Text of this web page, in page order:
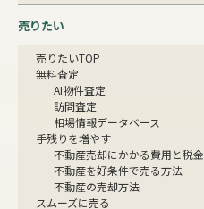
売りたい
売りたいTOP
無料査定
AI物件査定
訪問査定
相場情報データベース
手残りを増やす
不動産売却にかかる費用と税金
不動産を好条件で売る方法
不動産の売却方法
スムーズに売る